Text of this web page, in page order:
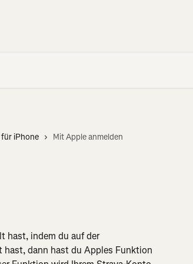
iPhone Mit Apple anmelden
hast, indem du auf der
hast, dann hast du Apples Funktion